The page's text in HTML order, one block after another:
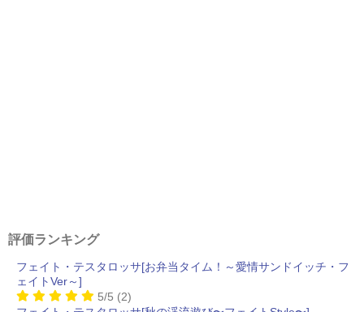
評価ランキング
フェイト・テスタロッサ[お弁当タイム！～愛情サンドイッチ・フ
ェイトVer～]
5/5 (2)